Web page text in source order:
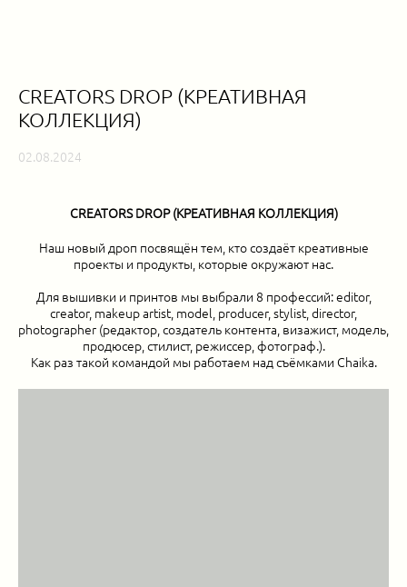
CREATORS DROP (КРЕАТИВНАЯ
КОЛЛЕКЦИЯ)
02.08.2024
CREATORS DROP (КРЕАТИВНАЯ КОЛЛЕКЦИЯ)
Наш новый дроп посвящён тем, кто создаёт креативные
проекты и продукты, которые окружают нас.
Для вышивки и принтов мы выбрали 8 профессий: editor,
creator, makeup artist, model, producer, stylist, director,
photographer (редактор, создатель контента, визажист, модель,
продюсер, стилист, режиссер, фотограф.).
Как раз такой командой мы работаем над съёмками Chaika.